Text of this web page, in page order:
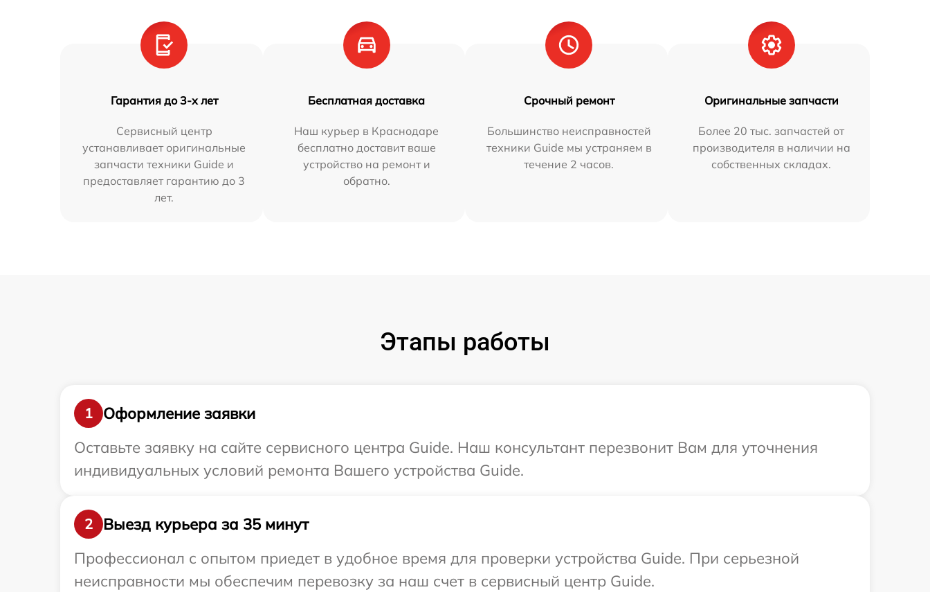
Гарантия до 3-х лет
Сервисный центр
устанавливает оригинальные
запчасти техники Guide и
предоставляет гарантию до 3
лет.
Бесплатная доставка
Наш курьер в Краснодаре
бесплатно доставит ваше
устройство на ремонт и
обратно.
Срочный ремонт
Большинство неисправностей
техники Guide мы устраняем в
течение 2 часов.
Оригинальные запчасти
Более 20 тыс. запчастей от
производителя в наличии на
собственных складах.
Этапы работы
1
Оформление заявки
Оставьте заявку на сайте сервисного центра Guide. Наш консультант перезвонит Вам для уточнения
индивидуальных условий ремонта Вашего устройства Guide.
2
Выезд курьера за 35 минут
Профессионал с опытом приедет в удобное время для проверки устройства Guide. При серьезной
неисправности мы обеспечим перевозку за наш счет в сервисный центр Guide.